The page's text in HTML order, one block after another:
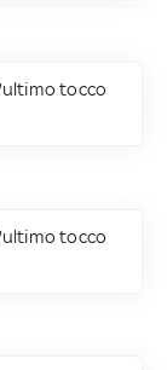
tocco
tocco